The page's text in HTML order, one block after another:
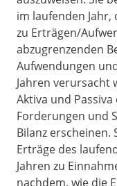
im laufenden Jahr,
zu Erträgen/
abzugrenzenden
Aufwendungen
Jahren verursacht
Aktiva und
Forderungen und
Bilanz erscheinen.
Erträge des
Jahren zu
nachdem, wie die